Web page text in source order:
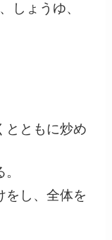
しょうゆ、
とともに炒め
をし、全体を